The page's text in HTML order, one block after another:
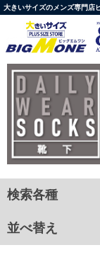
大きいサイズのメンズ専門店
検索各種
並べ替え